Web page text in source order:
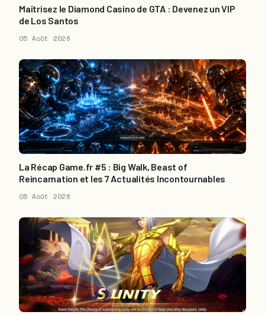
Maîtrisez le Diamond Casino de GTA : Devenez un VIP
de Los Santos
05 Août 2026
La Récap Game.fr #5 : Big Walk, Beast of
Reincarnation et les 7 Actualités Incontournables
05 Août 2026